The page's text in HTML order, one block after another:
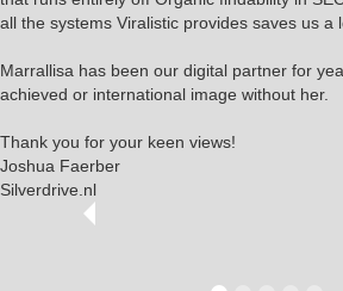
all the systems Viralistic provides saves us a
Marrallisa has been our digital partner for
achieved or international image without her.
Thank you for your keen views!
Joshua Faerber
Silverdrive.nl